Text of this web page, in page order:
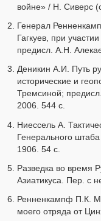
войне» / Н. Сиверс
Генерал
Гагкуев, при
предисл. А.Н.
Деникин А.И. Путь
исторические и
Тремсиной;
2006. 544 с.
Ниессель А.
Генерального
1906. 54 с.
Разведка во время
Азиатикуса. Пер. с
Ренненкампф П.К.
моего отряда от